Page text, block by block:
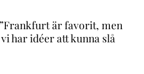
är favorit, men
har idéer att kunna slå